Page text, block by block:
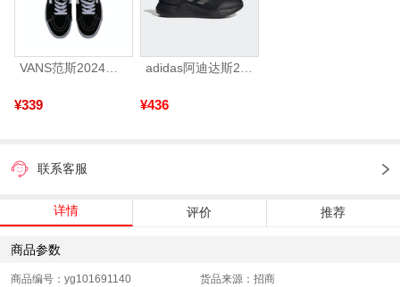
VANS范斯2024中性SK8-HiCL帆布鞋/硫化鞋VN000D5IB8C
¥339
adidas阿迪达斯2025中性edge gamedaySPW FTW-跑步GW2499
¥436
联系客服
详情 评价 推荐
商品参数
商品编号：yg101691140
货品来源：招商